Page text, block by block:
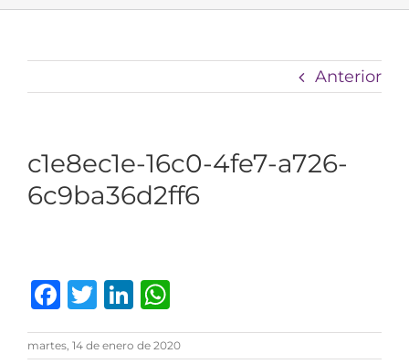
Anterior
c1e8ec1e-16c0-4fe7-a726-
6c9ba36d2ff6
Facebook
TwitterLinkedIn
martes, 14 de enero de 2020